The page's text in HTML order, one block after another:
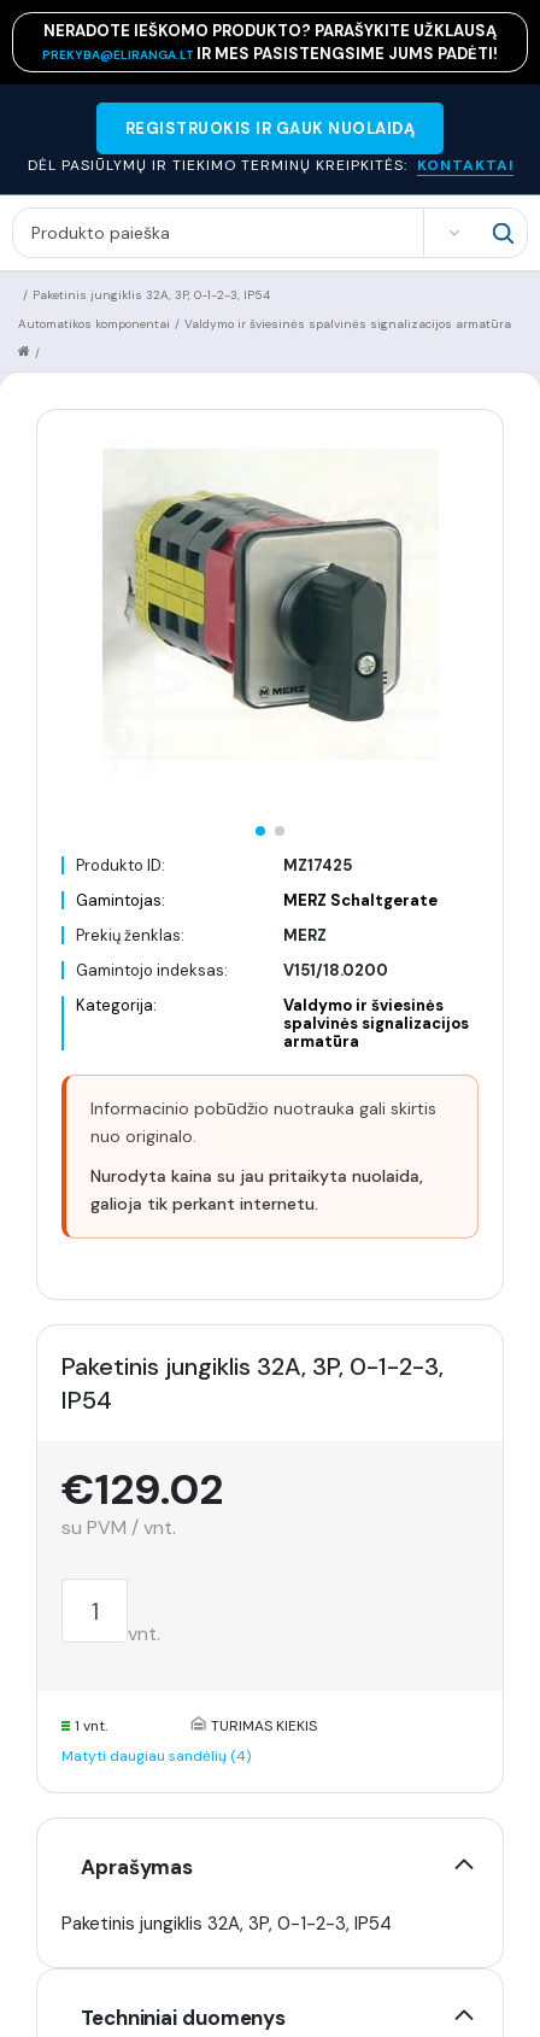
NERADOTE IEŠKOMO PRODUKTO? PARAŠYKITE UŽKLAUSĄ
PREKYBA@ELIRANGA.LT IR MES PASISTENGSIME JUMS PADĖTI!
REGISTRUOKIS IR GAUK NUOLAIDĄ
DĖL PASIŪLYMŲ IR TIEKIMO TERMINŲ KREIPKITĖS: KONTAKTAI
SEARCH
Paketinis jungiklis 32A, 3P, 0-1-2-3, IP54
/
Valdymo ir šviesinės spalvinės signalizacijos armatūra
/
Automatikos komponentai
/
Produkto ID:
MZ17425
Gamintojas:
MERZ Schaltgerate
Prekių ženklas:
MERZ
Gamintojo indeksas:
V151/18.0200
Kategorija:
Valdymo ir šviesinės
spalvinės signalizacijos
armatūra
Informacinio pobūdžio nuotrauka gali skirtis
nuo originalo.
Nurodyta kaina su jau pritaikyta nuolaida,
galioja tik perkant internetu.
Paketinis jungiklis 32A, 3P, 0-1-2-3,
IP54
€129.02
su PVM / vnt.
vnt.
1 vnt.
TURIMAS KIEKIS
Matyti daugiau sandėlių (4)
Aprašymas
Paketinis jungiklis 32A, 3P, 0-1-2-3, IP54
Techniniai duomenys